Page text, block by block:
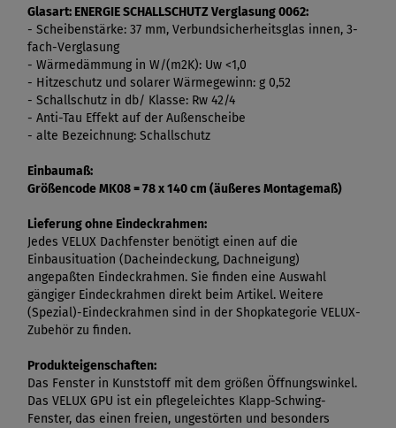
Glasart: ENERGIE SCHALLSCHUTZ Verglasung 0062:
- Scheibenstärke: 37 mm, Verbundsicherheitsglas innen, 3-
fach-Verglasung
- Wärmedämmung in W/(m2K): Uw <1,0
- Hitzeschutz und solarer Wärmegewinn: g 0,52
- Schallschutz in db/ Klasse: Rw 42/4
- Anti-Tau Effekt auf der Außenscheibe
- alte Bezeichnung: Schallschutz
Einbaumaß:
Größencode MK08 = 78 x 140 cm (äußeres Montagemaß)
Lieferung ohne Eindeckrahmen:
Jedes VELUX Dachfenster benötigt einen auf die
Einbausituation (Dacheindeckung, Dachneigung)
angepaßten Eindeckrahmen. Sie finden eine Auswahl
gängiger Eindeckrahmen direkt beim Artikel. Weitere
(Spezial)-Eindeckrahmen sind in der Shopkategorie VELUX-
Zubehör zu finden.
Produkteigenschaften:
Das Fenster in Kunststoff mit dem größen Öffnungswinkel.
Das VELUX GPU ist ein pflegeleichtes Klapp-Schwing-
Fenster, das einen freien, ungestörten und besonders